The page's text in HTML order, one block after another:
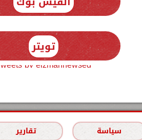
تويتر
by elzmannewseg
سياسة
تقارير